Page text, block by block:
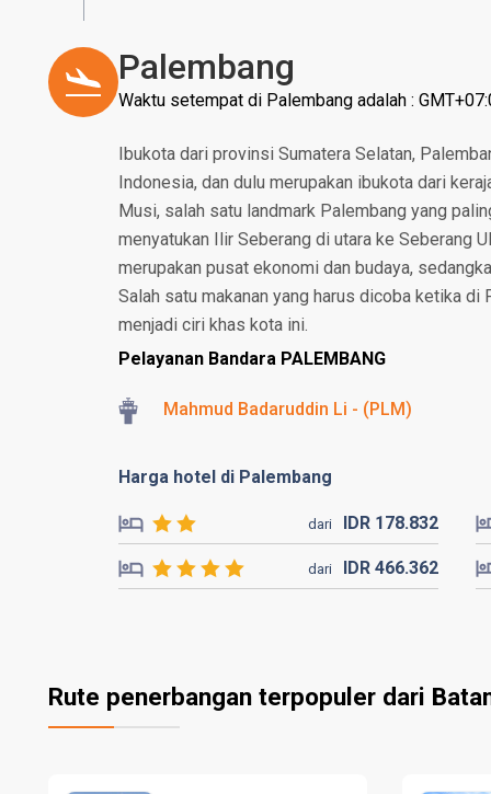
Palembang
Waktu setempat di Palembang adalah :
Ibukota dari provinsi Sumatera Selatan,
Indonesia, dan dulu merupakan ibukota dari
Musi, salah satu landmark Palembang yang
menyatukan Ilir Seberang di utara ke Seberang
merupakan pusat ekonomi dan budaya,
Salah satu makanan yang harus dicoba ketika
menjadi ciri khas kota ini.
Pelayanan Bandara PALEMBANG
Mahmud Badaruddin Li - (PLM)
Harga hotel di Palembang
dari IDR 178.832
dari IDR 466.362
Rute penerbangan terpopuler dari